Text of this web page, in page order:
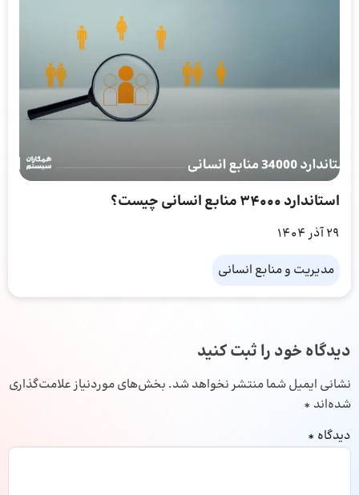
استاندارد 34000 منابع انسانی چیست؟
29 آذر 1404
مدیریت و منابع انسانی
دیدگاه خود را ثبت کنید
نشانی ایمیل شما منتشر نخواهد شد. بخش‌های موردنیاز علامت‌گذاری
شده‌اند *
دیدگاه *